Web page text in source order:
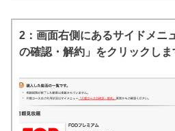
2：画面右側にあるサイドメニ
の確認・解約」をクリックしま